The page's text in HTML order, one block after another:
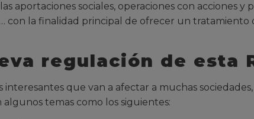
aportaciones sociales, operaciones con acciones y
con la finalidad principal de ofrecer un tratamiento
regulación de esta
que van a afectar a muchas
temas como los siguientes: